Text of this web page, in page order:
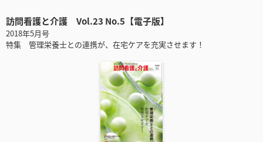
訪問看護と介護 Vol.23 No.5【電子版】
2018年5月号
特集 管理栄養士との連携が、在宅ケアを充実させます！